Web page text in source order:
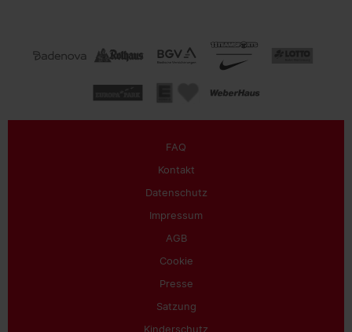
FAQ
Kontakt
Datenschutz
Impressum
AGB
Cookie
Presse
Satzung
Kinderschutz